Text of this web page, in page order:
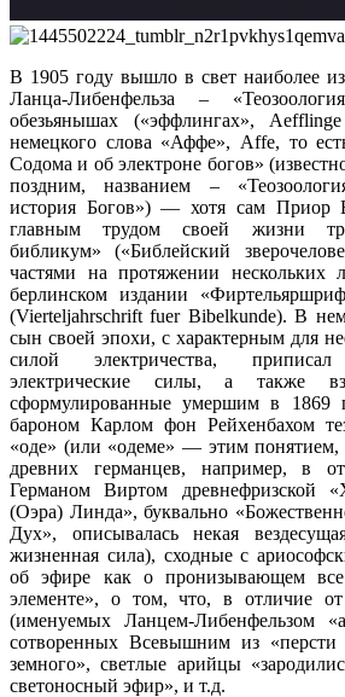
В 1905 году вышло в свет наиболее
Ланца-Либенфельза –
обезьянышах («эффлингах»,
немецкого слова «Аффе», Affe, то
Содома и об электроне богов»
поздним, названием –
история Богов») — хотя сам Приор
главным трудом своей жизни
библикум» («Библейский
частями на протяжении нескольких
берлинском издании
(Vierteljahrschrift fuer Bibelkunde). В
сын своей эпохи, с характерным для
силой электричества,
электрические силы, а также
сформулированные умершим в 1869
бароном Карлом фон Рейхенбахом
«оде» (или «одеме» — этим
древних германцев, например, в
Германом Виртом древнефризской
(Оэра) Линда», буквально
Дух», описывалась некая
жизненная сила), сходные с
об эфире как о пронизывающем
элементе», о том, что, в отличие
(именуемых Ланцем-Либенфельзом
сотворенных Всевышним из «персти
земного», светлые арийцы
светоносный эфир», и т.д.